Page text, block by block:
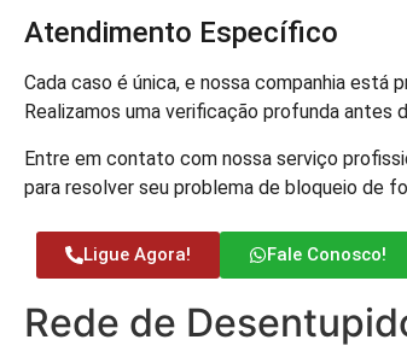
Atendimento Específico
Cada caso é única, e nossa companhia está
Realizamos uma verificação profunda antes
Entre em contato com nossa serviço
para resolver seu problema de bloqueio de
Ligue Agora! Fale Conosco!
Rede de